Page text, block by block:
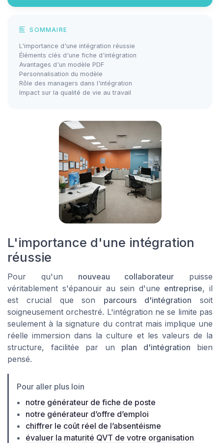
SOMMAIRE
L'importance d'une intégration réussie
Éléments clés d'une fiche d'intégration
Avantages d'un modèle PDF
Personnalisation du modèle
Rôle des managers dans l'intégration
Impact sur la qualité de vie au travail
L'importance d'une intégration
réussie
Pour qu'un nouveau collaborateur puisse
véritablement s'épanouir au sein d'une entreprise, il
est crucial que son parcours d'intégration soit
soigneusement orchestré. L'intégration ne se limite pas
seulement à la signature du contrat mais implique une
réelle immersion dans la culture et les valeurs de la
structure, facilitée par un plan d'intégration bien
pensé.
Pour aller plus loin
notre générateur de fiche de poste
notre générateur d’offre d’emploi
chiffrer le coût réel de l’absentéisme
évaluer la maturité QVT de votre organisation